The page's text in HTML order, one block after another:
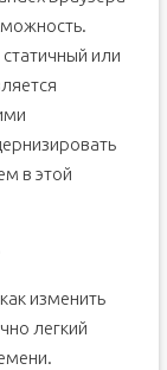
или
в этой
изменить
легкий